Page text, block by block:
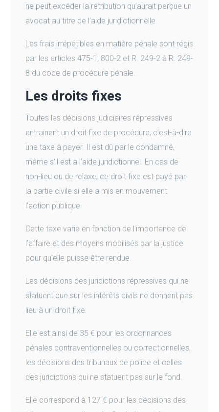
ne peut excéder la rétribution qu’aurait perçue un
avocat au titre de l’aide juridictionnelle.
Les frais irrépétibles en matière pénale sont régis
par les articles 475-1, 800-2 et R. 249-2 à R. 249-
8 du code de procédure pénale.
Les droits fixes
Toutes les décisions judiciaires répressives
entrainent un droit fixe de procédure, c’est-à-dire
une taxe à payer. Il est dû par le condamné,
même s’il est à l’aide juridictionnel. En cas de
non-lieu ou de relaxe, ce droit fixe est payé par
la partie civile si elle a mis en mouvement
l’action publique.
Cette taxe varie en fonction de l’importance de
l’affaire et des moyens mobilisés par la justice
pour qu’elle puisse être rendue.
Les décisions des juridictions répressives qui ne
statuent que sur les intérêts civils ne donnent pas
lieu à un droit fixe.
Elle est ainsi de 35 € pour les ordonnances
pénales contraventionnelles ou correctionnelles,
les décisions des tribunaux de police et celles
des juridictions qui ne statuent pas sur le fond.
Elle correspond à 127 € pour les décisions des